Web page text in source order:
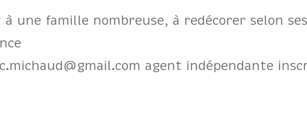
une famille nombreuse, à redécorer selon
agent indépendante